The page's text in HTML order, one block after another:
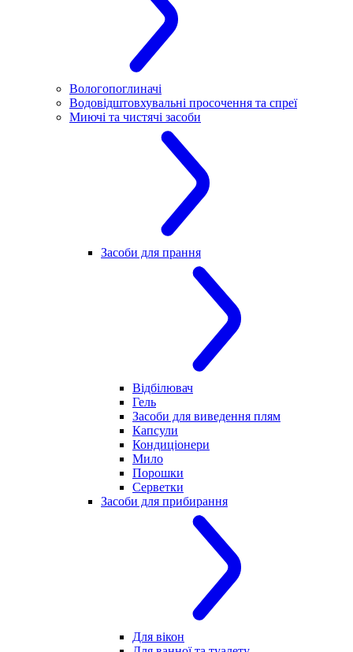
Вологопоглиначі
Водовідштовхувальні просочення та спреї
Миючі та чистячі засоби
Засоби для прання
Відбілювач
Гель
Засоби для виведення плям
Капсули
Кондиціонери
Мило
Порошки
Серветки
Засоби для прибирання
Для вікон